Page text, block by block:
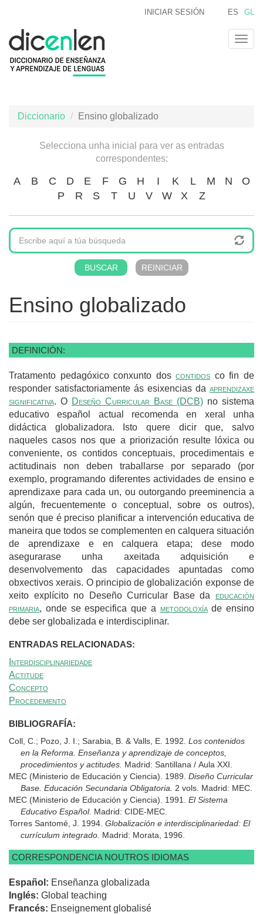
contido
principal
ES GL
INICIAR SESIÓN
Diccionario Ensino globalizado
Selecciona unha inicial para ver as entradas
correspondentes:
A B C D E F G H I K L M N
O
P
R S T U V W X Z
Ensino globalizado
DEFINICIÓN:
Tratamento pedagóxico conxunto doscontidos co fin de
responder satisfactoriamente ás esixencias da aprendizaxe
significativa. O Deseño Curricular Base (DCB) no sistema
educativo español actual recomenda en xeral unha
didáctica globalizadora. Isto quere dicir que, salvo
naqueles casos nos que a priorización resulte lóxica ou
conveniente, os contidos conceptuais, procedimentais e
actitudinais non deben traballarse por separado (por
exemplo, programando diferentes actividades de ensino e
aprendizaxe para cada un, ou outorgando preeminencia a
algún, frecuentemente o conceptual, sobre os outros),
senón que é preciso planificar a intervención educativa de
maneira que todos se complementen en calquera situación
de aprendizaxe e en calquera etapa; dese modo
asegurarase unha axeitada adquisición e
desenvolvemento das capacidades apuntadas como
obxectivos xerais. O principio de globalización exponse de
xeito explícito no Deseño Curricular Base da educación
primaria, onde se especifica que a metodoloxíade ensino
debe ser globalizada e interdisciplinar.
ENTRADAS RELACIONADAS:
Interdisciplinariedade
Actitude
Concepto
Procedemento
BIBLIOGRAFÍA:
Coll, C.; Pozo, J. I.; Sarabia, B. & Valls, E. 1992. Los contenidos
en la Reforma. Enseñanza y aprendizaje de conceptos,
procedimientos y actitudes. Madrid: Santillana / Aula XXI.
MEC (Ministerio de Educación y Ciencia). 1989. Diseño Curricular
Base. Educación Secundaria Obligatoria.
2 vols. Madrid: MEC.
MEC (Ministerio de Educación y Ciencia). 1991. El Sistema
Educativo Español. Madrid: CIDE-MEC.
Torres Santomé, J. 1994. Globalización e interdisciplinariedad: El
currículum integrado. Madrid: Morata, 1996.
CORRESPONDENCIA NOUTROS IDIOMAS
Español: Enseñanza globalizada
Inglés: Global teaching
Francés: Enseignement globalisé